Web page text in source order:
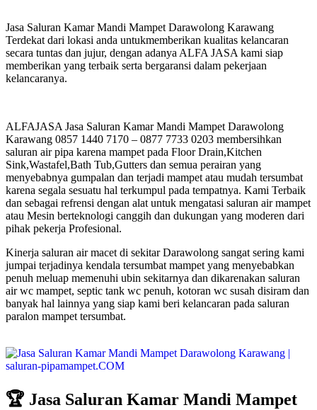
Jasa Saluran Kamar Mandi Mampet Darawolong Karawang
Terdekat dari lokasi anda untukmemberikan kualitas kelancaran
secara tuntas dan jujur, dengan adanya ALFA JASA kami siap
memberikan yang terbaik serta bergaransi dalam pekerjaan
kelancaranya.
ALFAJASA Jasa Saluran Kamar Mandi Mampet Darawolong
Karawang 0857 1440 7170 – 0877 7733 0203 membersihkan
saluran air pipa karena mampet pada Floor Drain,Kitchen
Sink,Wastafel,Bath Tub,Gutters dan semua perairan yang
menyebabnya gumpalan dan terjadi mampet atau mudah tersumbat
karena segala sesuatu hal terkumpul pada tempatnya. Kami Terbaik
dan sebagai refrensi dengan alat untuk mengatasi saluran air mampet
atau Mesin berteknologi canggih dan dukungan yang moderen dari
pihak pekerja Profesional.
Kinerja saluran air macet di sekitar Darawolong sangat sering kami
jumpai terjadinya kendala tersumbat mampet yang menyebabkan
penuh meluap memenuhi ubin sekitarnya dan dikarenakan saluran
air wc mampet, septic tank wc penuh, kotoran wc susah disiram dan
banyak hal lainnya yang siap kami beri kelancaran pada saluran
paralon mampet tersumbat.
🏆 Jasa Saluran Kamar Mandi Mampet